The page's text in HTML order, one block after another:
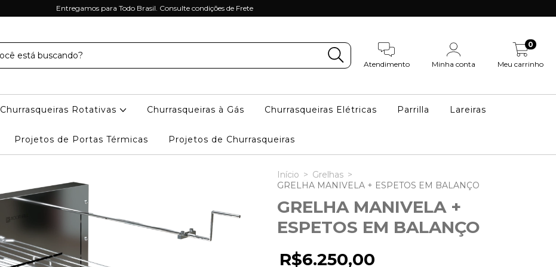
Entregamos para Todo Brasil. Consulte condições de Frete
Atendimento Minha conta Meu carrinho
0
Churrasqueiras Rotativas Churrasqueiras à Gás Churrasqueiras Elétricas Parrilla Lareiras
Projetos de Portas Térmicas Projetos de Churrasqueiras
Início > Grelhas >
GRELHA MANIVELA + ESPETOS EM BALANÇO
GRELHA MANIVELA +
ESPETOS EM BALANÇO
R$6.250,00